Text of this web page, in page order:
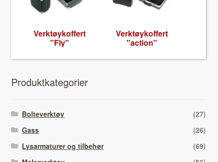
Verk­tøykof­fert
"Fly"
Verk­tøykof­fert
"action"
Pro­duk­tkat­e­gori­er
Bolteverktøy
(27)
Gass
(26)
Lysarmaturer og tilbehør
(69)